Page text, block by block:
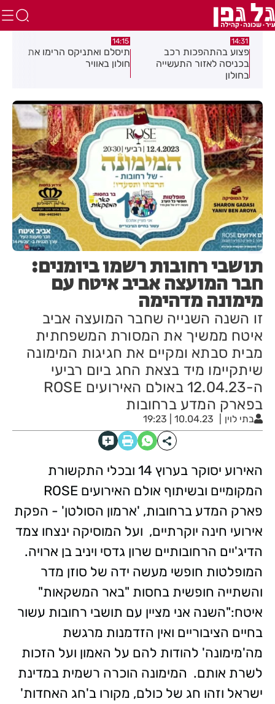
14:31
פצוע בהתהפכות רכב
בכניסה לאזור התעשייה
בחולון
14:15
תיסלם ואתניקס הרימו את
חולון באוויר
תושבי רחובות רשמו ביומנים:
חבר המועצה אביב איטח עם
מימונה מדהימה
זו השנה השנייה שחבר המועצה אביב
איטח ממשיך את המסורת המשפחתית
מבית סבתא ומקיים את חגיגות המימונה
שיתקיימו מיד בצאת החג ביום רביעי
ה-12.04.23 באולם האירועים ROSE
בפארק המדע ברחובות
בתי לוין 10.04.23 | 19:23
האירוע יסוקר בערוץ 14 ובכלי התקשורת
המקומיים ובשיתוף אולם האירועים ROSE
פארק המדע ברחובות, 'ארמון הסולטן' - הפקת
אירועי חינה יוקרתיים, ועל המוסיקה ינצחו צמד
הדיג'יים הרחובותיים שרון גדסי ויניב בן ארויה.
המופלטות חופשי מעשה ידה של סוזן מדר
והשתייה חופשית בחסות "באר המשקאות"
איטח:"השנה אני מציין עם תושבי רחובות עשור
בחיים הציבוריים ואין הזדמנות מרגשת
מה'מימונה' להודות להם על האמון ועל הזכות
לשרת אותם. המימונה הוכרה רשמית במדינת
ישראל וזהו חג של כולם, מקורו ב'חג האחדות'